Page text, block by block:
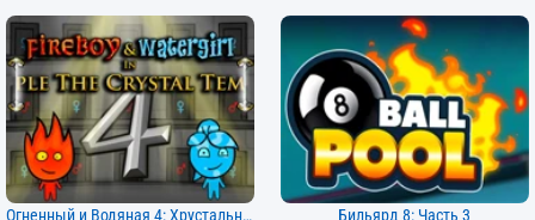
Огненный и Водяная 4: Хрустальный Храм Бильярд 8: Часть 3